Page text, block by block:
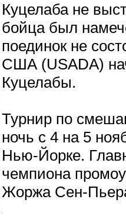
Куцелаба не
бойца был
поединок не
США (USADA)
Куцелабы.
Турнир по
ночь с 4 на 5
Нью-Йорке.
чемпиона
Жоржа Сен-